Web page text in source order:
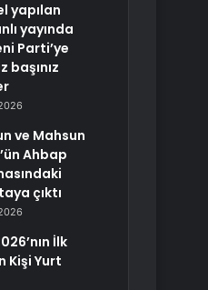
yapılan
yayında
Parti’ye
başınız
ve Mahsun
Ahbap
çıktı
İlk
Kişi Yurt